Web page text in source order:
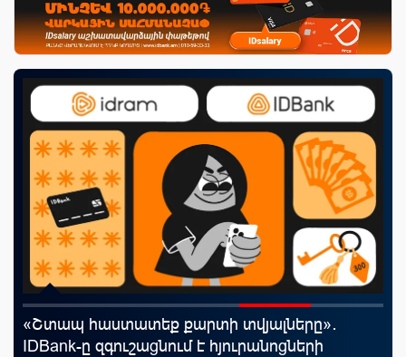
«Շտապ հաստատեք քարտի տվյալները»․
IDBank-ը զգուշացնում է հյուրանոցների